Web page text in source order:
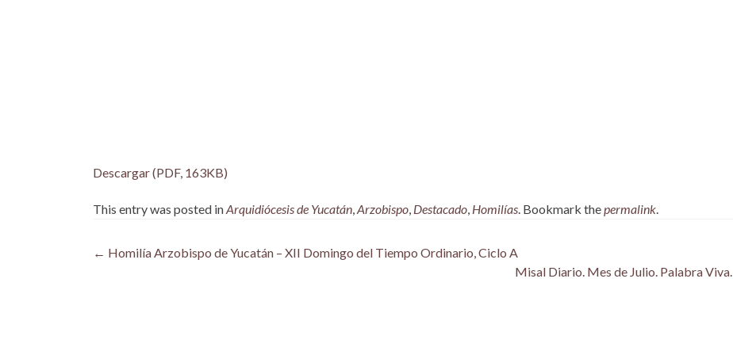
Descargar (PDF, 163KB)
This entry was posted inArquidiócesis de Yucatán,Arzobispo, Destacado, Homilías. Bookmark thepermalink.
Post
← Homilía Arzobispo de Yucatán – XII Domingo del Tiempo Ordinario, Ciclo A
Misal Diario. Mes de Julio. Palabra Viva.